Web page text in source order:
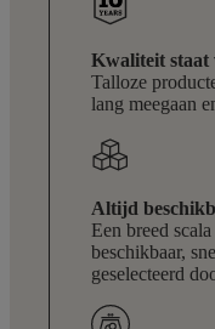
Kwaliteit staat
Talloze
lang meegaan
Altijd
Een breed
beschikbaar,
geselecteerd